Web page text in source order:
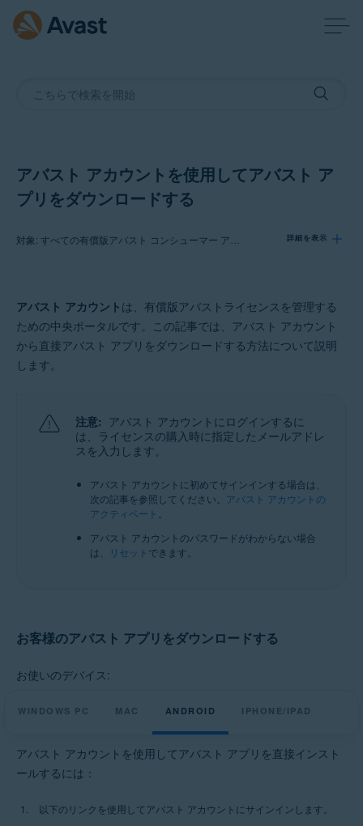
アバスト アカウントを使用してアバスト ア
プリをダウンロードする
詳細を表示
すべての有償版アバスト コンシューマー アプリ
オペレーティング システム:
アバスト アカウント は、有償版アバストライセンスを管理する
ための中央ポータルです。この記事では、アバスト アカウント
から直接アバスト アプリをダウンロードする方法について説明
します。
注意: アバスト アカウントにログインするに
は、ライセンスの購入時に指定したメールアドレ
スを入力します。
アバスト アカウントに初めてサインインする場合は、
次の記事を参照してください。 アバスト アカウントの
アクティベート
アバスト アカウントのパスワードがわからない場合
は、
リセット できます。
お客様のアバスト アプリをダウンロードする
お使いのデバイス:
WINDOWS PC MAC ANDROID IPHONE/IPAD
アバスト アカウントを使用してアバスト アプリを直接インスト
ールするには：
以下のリンクを使用してアバスト アカウントにサインインします。